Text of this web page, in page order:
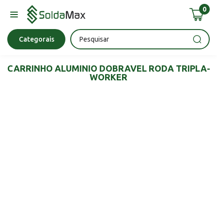
0
Categorais
Bateria Chave Impacto Esmerilhadeira
CARRINHO ALUMINIO DOBRAVEL RODA TRIPLA-
WORKER